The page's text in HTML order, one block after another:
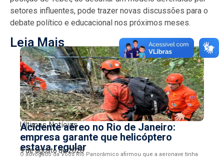
setores influentes, pode trazer novas discussões para o
debate político e educacional nos próximos meses.
Leia Mais
Últimas Notícias
Acidente aéreo no Rio de Janeiro:
empresa garante que helicóptero
estava regular
9 de agosto de 2026
O advogado da Voos Rio Panorâmico afirmou que a aeronave tinha